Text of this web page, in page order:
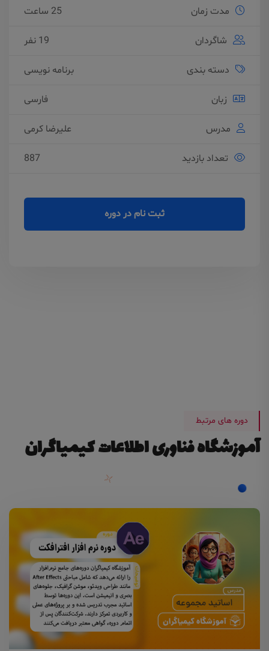
مدت زمان 25 ساعت
شاگردان 19 نفر
دسته بندی برنامه نویسی
زبان فارسی
مدرس علیرضا کرمی
تعداد بازدید 887
ثبت نام در دوره
دوره های مرتبط
آموزشگاه فناوری اطلاعات کیمیاگران